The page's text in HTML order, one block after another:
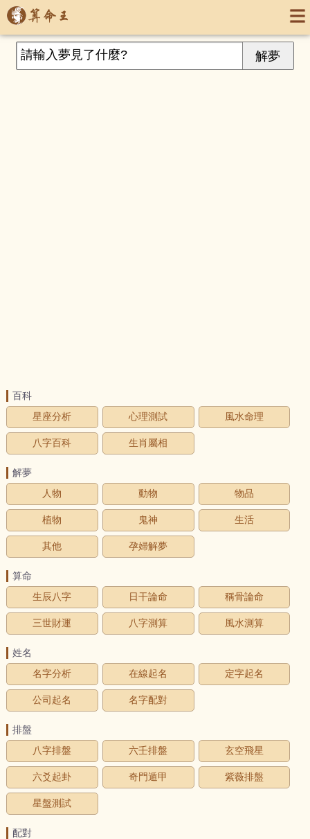
百科
星座分析
心理測試 風水命理
八字百科 生肖屬相
解夢
人物
動物 物品
植物 鬼神 生活
其他 孕婦解夢
算命
生辰八字
日干論命 稱骨論命
三世財運 八字測算 風水測算
姓名
名字分析
在線起名 定字起名
公司起名 名字配對
排盤
八字排盤
六壬排盤 玄空飛星
六爻起卦 奇門遁甲 紫薇排盤
星盤測試
配對